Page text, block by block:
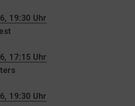
19:30 Uhr
17:15 Uhr
19:30 Uhr